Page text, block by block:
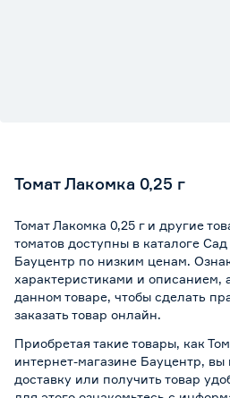
Томат Лакомка 0,25 г
Томат Лакомка 0,25 г и другие
томатов доступны в каталоге
Бауцентр по низким ценам.
характеристиками и описанием,
данном товаре, чтобы сделать
заказать товар онлайн.
Приобретая такие товары, как
интернет-магазине Бауцентр,
доставку или получить товар